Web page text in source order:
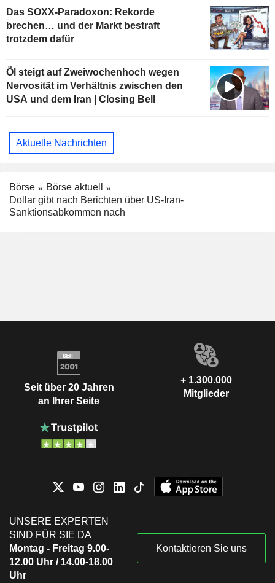
Das SOXX-Paradoxon: Rekorde
brechen… und der Markt bestraft
trotzdem dafür
Öl steigt auf Zweiwochenhoch wegen
Nervosität im Verhältnis zwischen den
USA und dem Iran | Closing Bell
Aktuelle Nachrichten
Börse
Börse aktuell
Dollar gibt nach Berichten über US-Iran-
Sanktionsabkommen nach
Seit über 20 Jahren
an Ihrer Seite
+ 1.300.000
Mitglieder
UNSERE EXPERTEN
SIND FÜR SIE DA
Montag - Freitag 9.00-
12.00 Uhr / 14.00-18.00
Uhr
Kontaktieren Sie uns